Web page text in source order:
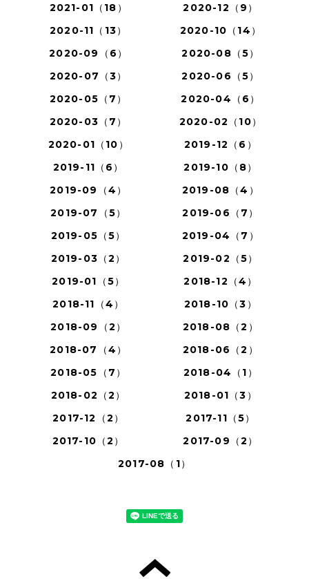
2021-01（18）
2020-12（9）
2020-11（13）
2020-10（14）
2020-09（6）
2020-08（5）
2020-07（3）
2020-06（5）
2020-05（7）
2020-04（6）
2020-03（7）
2020-02（10）
2020-01（10）
2019-12（6）
2019-11（6）
2019-10（8）
2019-09（4）
2019-08（4）
2019-07（5）
2019-06（7）
2019-05（5）
2019-04（7）
2019-03（2）
2019-02（5）
2019-01（5）
2018-12（4）
2018-11（4）
2018-10（3）
2018-09（2）
2018-08（2）
2018-07（4）
2018-06（2）
2018-05（7）
2018-04（1）
2018-02（2）
2018-01（3）
2017-12（2）
2017-11（5）
2017-10（2）
2017-09（2）
2017-08（1）